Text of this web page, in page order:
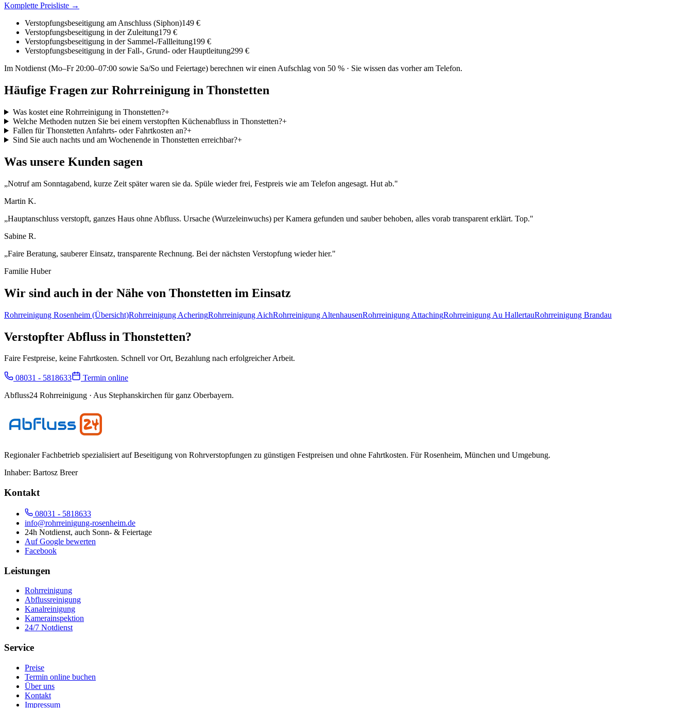
Komplette Preisliste →
Verstopfungsbeseitigung am Anschluss (Siphon)149 €
Verstopfungsbeseitigung in der Zuleitung179 €
Verstopfungsbeseitigung in der Sammel-/Fallleitung199 €
Verstopfungsbeseitigung in der Fall-, Grund- oder Hauptleitung299 €
Im Notdienst (Mo–Fr 20:00–07:00 sowie Sa/So und Feiertage) berechnen wir einen Aufschlag von 50 % · Sie wissen das vorher am Telefon.
Häufige Fragen zur Rohrreinigung in Thonstetten
Was kostet eine Rohrreinigung in Thonstetten?+
Welche Methoden nutzen Sie bei einem verstopften Küchenabfluss in Thonstetten?+
Fallen für Thonstetten Anfahrts- oder Fahrtkosten an?+
Sind Sie auch nachts und am Wochenende in Thonstetten erreichbar?+
Was unsere Kunden sagen
„Notruf am Sonntagabend, kurze Zeit später waren sie da. Spüle wieder frei, Festpreis wie am Telefon angesagt. Hut ab."
Martin K.
„Hauptanschluss verstopft, ganzes Haus ohne Abfluss. Ursache (Wurzeleinwuchs) per Kamera gefunden und sauber behoben, alles vorab transparent erklärt. Top."
Sabine R.
„Faire Beratung, sauberer Einsatz, transparente Rechnung. Bei der nächsten Verstopfung wieder hier."
Familie Huber
Wir sind auch in der Nähe von Thonstetten im Einsatz
Rohrreinigung Rosenheim (Übersicht)Rohrreinigung AcheringRohrreinigung AichRohrreinigung AltenhausenRohrreinigung AttachingRohrreinigung Au HallertauRohrreinigung Brandau
Verstopfter Abfluss in Thonstetten?
Faire Festpreise, keine Fahrtkosten. Schnell vor Ort, Bezahlung nach erfolgreicher Arbeit.
08031 - 5818633
Termin online
Abfluss24 Rohrreinigung · Aus Stephanskirchen für ganz Oberbayern.
Regionaler Fachbetrieb spezialisiert auf Beseitigung von Rohrverstopfungen zu günstigen Festpreisen und ohne Fahrtkosten. FürRosenheim, München und Umgebung.
Inhaber: Bartosz Breer
Kontakt
08031 - 5818633
info@rohrreinigung-rosenheim.de
24h Notdienst, auch Sonn- & Feiertage
Auf Google bewerten
Facebook
Leistungen
Rohrreinigung
Abflussreinigung
Kanalreinigung
Kamerainspektion
24/7 Notdienst
Service
Preise
Termin online buchen
Über uns
Kontakt
Impressum